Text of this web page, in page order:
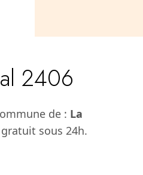
2406
de : La
sous 24h.